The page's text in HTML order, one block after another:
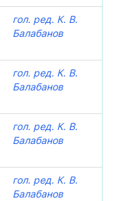
гол. ред. К. В.
Балабанов
гол. ред. К. В.
Балабанов
гол. ред. К. В.
Балабанов
гол. ред. К. В.
Балабанов